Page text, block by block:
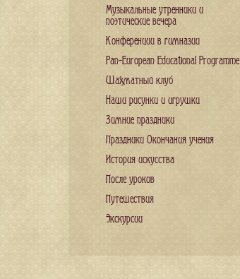
Музыкальные утренники и
поэтические вечера
Конференции в гимназии
Pan-European Educational Programme
Шахматный клуб
Наши рисунки и игрушки
Зимние праздники
Праздники Окончания учения
История искусства
После уроков
Путешествия
Экскурсии